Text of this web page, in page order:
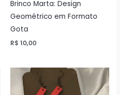
Brinco Marta: Design
Geométrico em Formato
Gota
R$ 10,00